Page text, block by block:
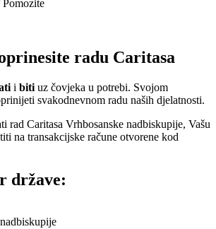
radu Caritasa
i biti uz čovjeka u potrebi. Svojom
svakodnevnom radu naših djelatnosti.
rad Caritasa Vrhbosanske nadbiskupije, Vašu
na transakcijske račune otvorene kod
države: